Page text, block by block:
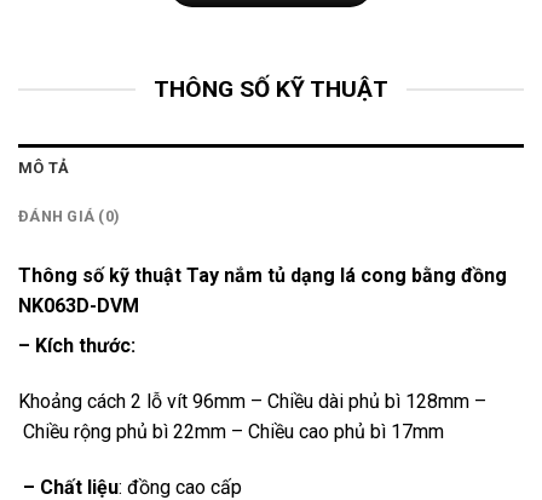
THÔNG SỐ KỸ THUẬT
MÔ TẢ
ĐÁNH GIÁ (0)
Thông số kỹ thuật Tay nắm tủ dạng lá cong bằng đồng
NK063D-DVM
– Kích thước:
Khoảng cách 2 lỗ vít 96mm – Chiều dài phủ bì 128mm –
Chiều rộng phủ bì 22mm – Chiều cao phủ bì 17mm
– Chất liệu: đồng cao cấp